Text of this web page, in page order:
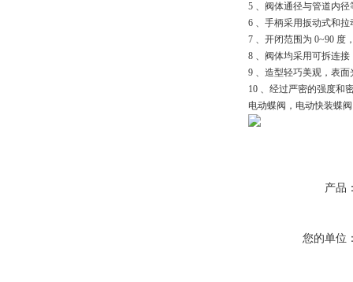
5 、阀体通径与管道内
6 、手柄采用扳动式和
7 、开闭范围为 0~90 度
8 、阀体均采用可拆连
9 、造型轻巧美观，表
10 、经过严密的强度和
电动蝶阀， 电动快装蝶
产品
您的单位